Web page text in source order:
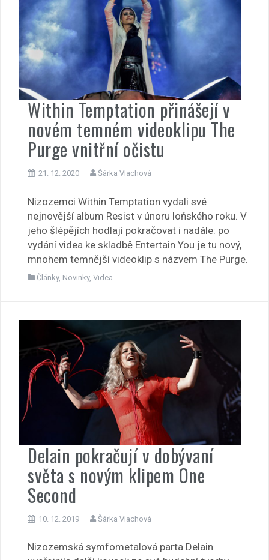
Within Temptation přinášejí v
novém temném videoklipu The
Purge vnitřní očistu
21. 12. 2020 Šárka Vlachová
Nizozemci Within Temptation vydali své
nejnovější album Resist v únoru loňského roku. V
jeho šlépějích hodlají pokračovat i nadále: po
vydání videa ke skladbě Entertain You je tu nový,
mnohem temnější videoklip s názvem The Purge.
Články, Novinky, Videa
Delain pokračují v dobývaní
světa s novým klipem One
Second
10. 12. 2019 Šárka Vlachová
Nizozemská symfometalová parta Delain